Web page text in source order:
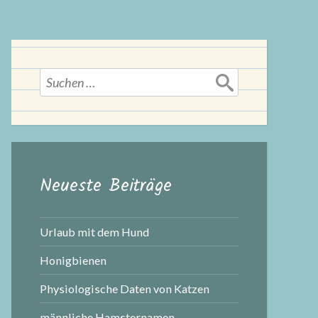
Suchen
nach:
Neueste Beiträge
Urlaub mit dem Hund
Honigbienen
Physiologische Daten von Katzen